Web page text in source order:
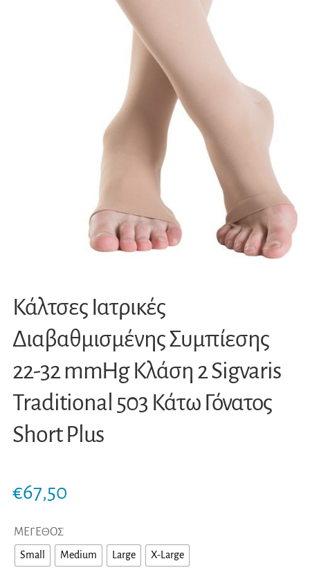
Κάλτσες Ιατρικές
Διαβαθμισμένης Συμπίεσης
22-32 mmHg Κλάση 2 Sigvaris
Traditional 503 Κάτω Γόνατος
Short Plus
€67,50
ΜΕΓΕΘΟΣ
Small Medium Large X-Large